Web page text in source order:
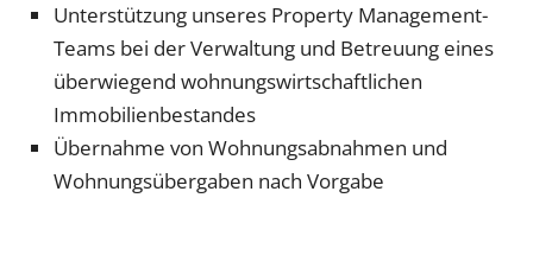
Unterstützung unseres Property Management-
Teams bei der Verwaltung und Betreuung eines
überwiegend wohnungswirtschaftlichen
Immobilienbestandes
Übernahme von Wohnungsabnahmen und
Wohnungsübergaben nach Vorgabe